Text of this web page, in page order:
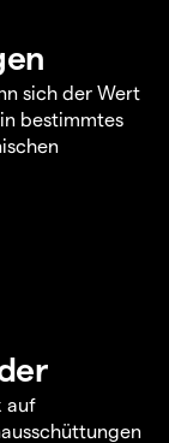
sich der Wert
bestimmtes
auf